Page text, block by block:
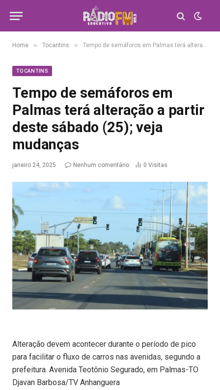
Home » Tocantins » Tempo de semáforos em Palmas terá alteração a partir deste sábado (25); veja mudanças
TOCANTINS
Tempo de semáforos em
Palmas terá alteração a partir
deste sábado (25); veja
mudanças
janeiro 24, 2025 Nenhum comentário 0 Visitas
Alteração devem acontecer durante o período de pico
para facilitar o fluxo de carros nas avenidas, segundo a
prefeitura. Avenida Teotônio Segurado, em Palmas-TO
Djavan Barbosa/TV Anhanguera